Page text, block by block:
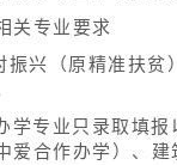
关专业要求
振兴（原精准扶
学专业只录取填
爱合作办学）、